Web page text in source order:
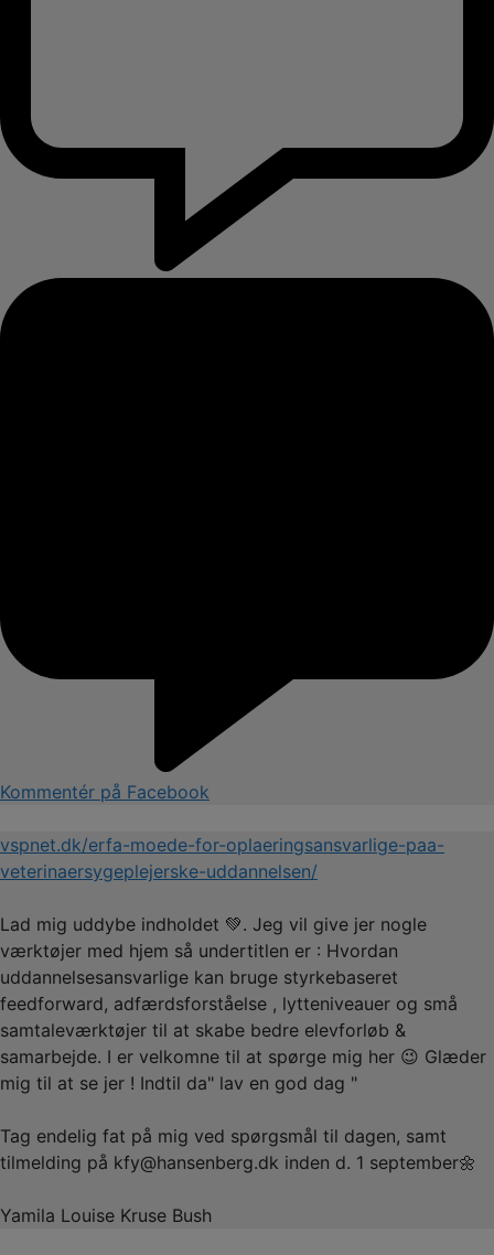
Kommentér på Facebook
vspnet.dk/erfa-moede-for-oplaeringsansvarlige-paa-
veterinaersygeplejerske-uddannelsen/
Lad mig uddybe indholdet 💚. Jeg vil give jer nogle
værktøjer med hjem så undertitlen er : Hvordan
uddannelsesansvarlige kan bruge styrkebaseret
feedforward, adfærdsforståelse , lytteniveauer og små
samtaleværktøjer til at skabe bedre elevforløb &
samarbejde. I er velkomne til at spørge mig her 😉 Glæder
mig til at se jer ! Indtil da" lav en god dag "
Tag endelig fat på mig ved spørgsmål til dagen, samt
tilmelding på kfy@hansenberg.dk inden d. 1 september🌼
Yamila Louise Kruse Bush